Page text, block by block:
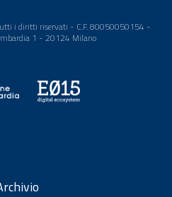
i diritti riservati - C.F. 80050050154 -
1 - 20124 Milano